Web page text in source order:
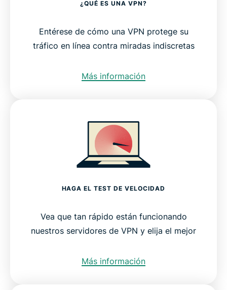
¿QUÉ ES UNA VPN?
Entérese de cómo una VPN protege su
tráfico en línea contra miradas indiscretas
Más información
HAGA EL TEST DE VELOCIDAD
Vea que tan rápido están funcionando
nuestros servidores de VPN y elija el mejor
Más información